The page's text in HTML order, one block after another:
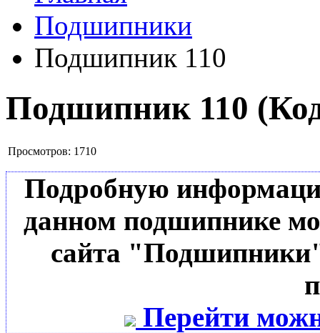
Подшипники
Подшипник 110
Подшипник 110
Просмотров: 1710
Подробную
данном подшипнике
сайта
Перейти